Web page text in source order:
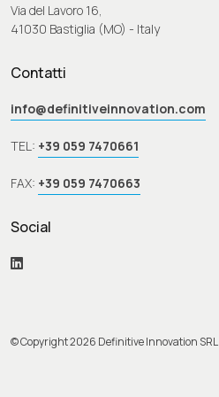
Via del Lavoro 16,
41030 Bastiglia (MO) - Italy
Contatti
info@definitiveinnovation.com
TEL: +39 059 7470661
FAX: +39 059 7470663
Social
© Copyright 2026 Definitive Innovation SRL